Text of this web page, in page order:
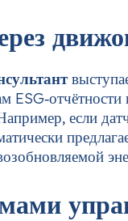
если